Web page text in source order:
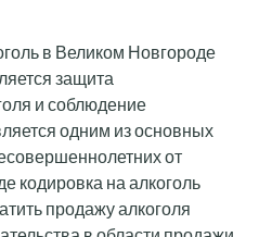
в Великом Новгороде
защита
и соблюдение
одним из основных
от
кодировка на алкоголь
продажу алкоголя